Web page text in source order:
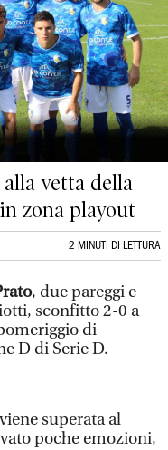
vetta della
zona playout
2 MINUTI DI LETTURA
, due pareggi e
sconfitto 2-0 a
di
D di Serie D.
superata al
poche emozioni,